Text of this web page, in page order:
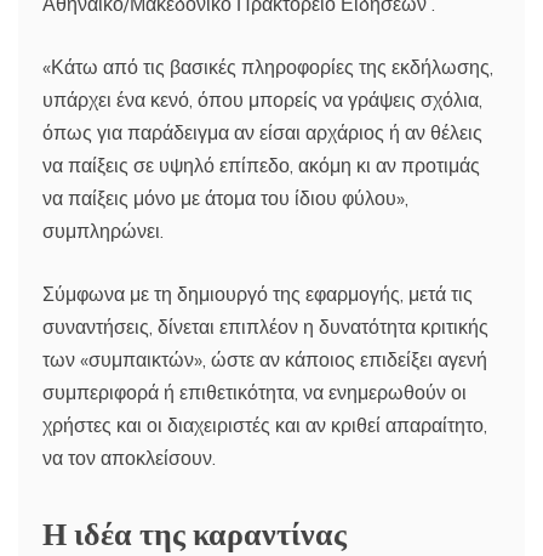
«Κάτω από τις βασικές πληροφορίες της εκδήλωσης,
υπάρχει ένα κενό, όπου μπορείς να γράψεις σχόλια,
όπως για παράδειγμα αν είσαι αρχάριος ή αν θέλεις
να παίξεις σε υψηλό επίπεδο, ακόμη κι αν προτιμάς
να παίξεις μόνο με άτομα του ίδιου φύλου»,
συμπληρώνει.
Σύμφωνα με τη δημιουργό της εφαρμογής, μετά τις
συναντήσεις, δίνεται επιπλέον η δυνατότητα κριτικής
των «συμπαικτών», ώστε αν κάποιος επιδείξει αγενή
συμπεριφορά ή επιθετικότητα, να ενημερωθούν οι
χρήστες και οι διαχειριστές και αν κριθεί απαραίτητο,
να τον αποκλείσουν.
Η ιδέα της καραντίνας